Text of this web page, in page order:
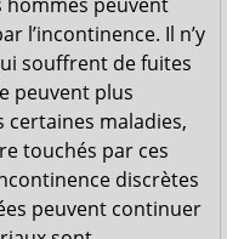
l’incontinence. Il n’y
souffrent de fuites
peuvent plus
maladies,
touchés par ces
discrètes
peuvent continuer